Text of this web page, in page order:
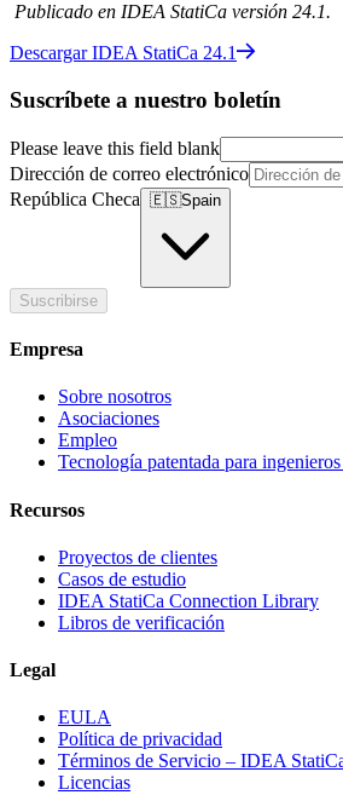
Publicado en IDEA StatiCa versión 24.1.
Descargar IDEA StatiCa 24.1
Suscríbete a nuestro boletín
Please leave this field blank
Dirección de correo electrónico
República Checa 🇪🇸Spain
Suscribirse
Empresa
Sobre nosotros
Asociaciones
Empleo
Tecnología patentada para
Recursos
Proyectos de clientes
Casos de estudio
IDEA StatiCa Connection Library
Libros de verificación
Legal
EULA
Política de privacidad
Términos de Servicio – IDEA
Licencias